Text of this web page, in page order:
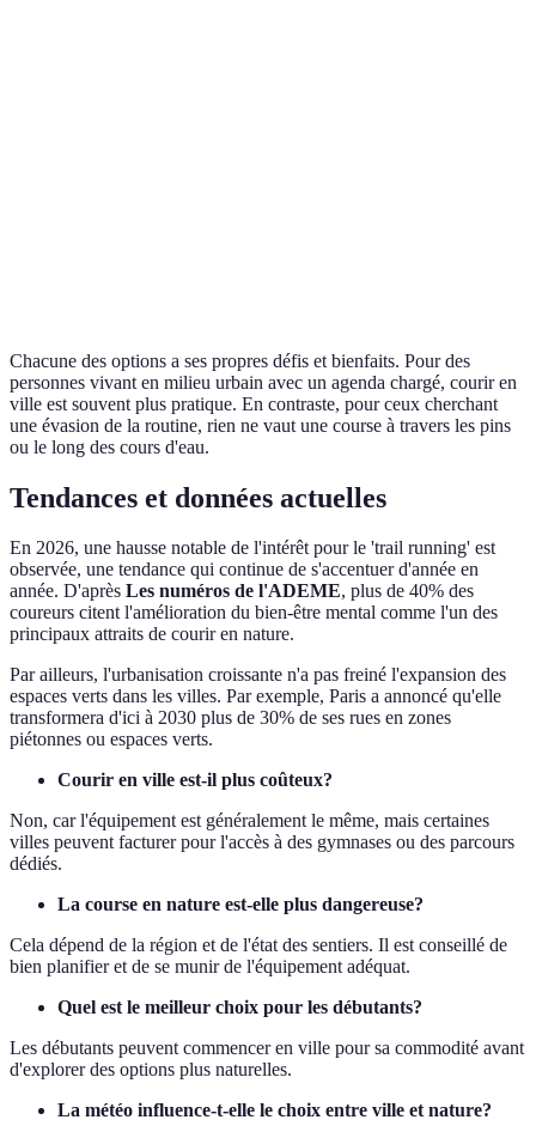
Chacune des options a ses propres défis et bienfaits. Pour des
personnes vivant en milieu urbain avec un agenda chargé, courir en
ville est souvent plus pratique. En contraste, pour ceux cherchant
une évasion de la routine, rien ne vaut une course à travers les pins
ou le long des cours d'eau.
Tendances et données actuelles
En 2026, une hausse notable de l'intérêt pour le 'trail running' est
observée, une tendance qui continue de s'accentuer d'année en
année. D'après Les numéros de l'ADEME, plus de 40% des
coureurs citent l'amélioration du bien-être mental comme l'un des
principaux attraits de courir en nature.
Par ailleurs, l'urbanisation croissante n'a pas freiné l'expansion des
espaces verts dans les villes. Par exemple, Paris a annoncé qu'elle
transformera d'ici à 2030 plus de 30% de ses rues en zones
piétonnes ou espaces verts.
Courir en ville est-il plus coûteux?
Non, car l'équipement est généralement le même, mais certaines
villes peuvent facturer pour l'accès à des gymnases ou des parcours
dédiés.
La course en nature est-elle plus dangereuse?
Cela dépend de la région et de l'état des sentiers. Il est conseillé de
bien planifier et de se munir de l'équipement adéquat.
Quel est le meilleur choix pour les débutants?
Les débutants peuvent commencer en ville pour sa commodité avant
d'explorer des options plus naturelles.
La météo influence-t-elle le choix entre ville et nature?